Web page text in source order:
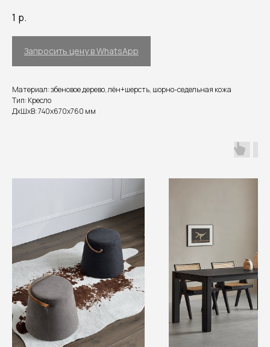
1 р.
Запросить цену в WhatsApp
Материал: эбеновое дерево, лён+шерсть, шорно-седельная кожа
Тип: Кресло
ДxШxВ: 740x670x760 мм